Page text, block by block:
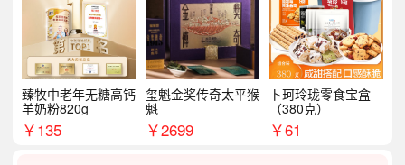
臻牧中老年无糖高钙
羊奶粉820g
￥135
玺魁金奖传奇太平猴
魁
￥2699
卜珂玲珑零食宝盒
（380克）
￥61